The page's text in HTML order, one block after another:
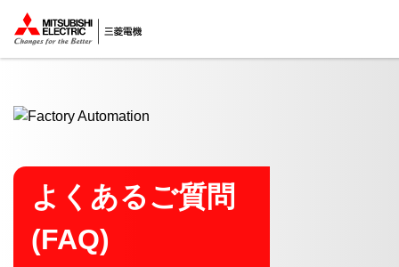
ここから本文
よくあるご質問
(FAQ)